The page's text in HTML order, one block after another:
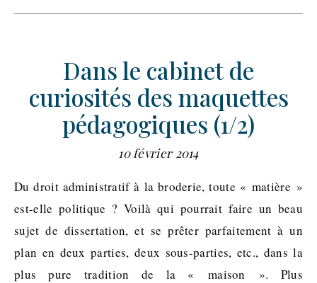
Dans le cabinet de
curiosités des maquettes
pédagogiques (1/2)
10 février 2014
Du droit administratif à la broderie, toute « matière »
est-elle politique ? Voilà qui pourrait faire un beau
sujet de dissertation, et se prêter parfaitement à un
plan en deux parties, deux sous-parties, etc., dans la
plus pure tradition de la « maison ». Plus